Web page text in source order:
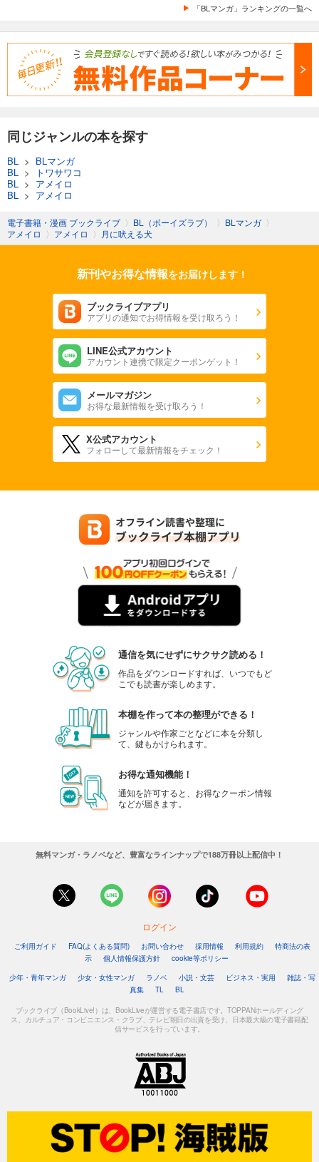
「BLマンガ」ランキングの一覧へ
同じジャンルの本を探す
BL > BLマンガ
BL >
トワサワコ
BL > アメイロ
BL > アメイロ
電子書籍・漫画 ブックライブ 〉 BL（ボーイズラブ） 〉 BLマンガ 〉
アメイロ 〉 アメイロ 〉 月に吠える犬
新刊やお得な情報をお届けします！
ブックライブアプリ
アプリの通知でお得情報を受け取ろう！
LINE公式アカウント
アカウント連携で限定クーポンゲット！
メールマガジン
お得な最新情報を受け取ろう！
X公式アカウント
フォローして最新情報をチェック！
通信を気にせずにサクサク読める！
作品をダウンロードすれば、いつでもど
こでも読書が楽しめます。
本棚を作って本の整理ができる！
ジャンルや作家ごとなどに本を分類し
て、鍵もかけられます。
お得な通知機能！
通知を許可すると、お得なクーポン情報
などが届きます。
無料マンガ・ラノベなど、豊富なラインナップで188万冊以上配信中！
ログイン
ご利用ガイド FAQ(よくある質問) お問い合わせ 採用情報 利用規約
特商法の表
示
個人情報保護方針
cookie等ポリシー
少年・青年マンガ
少女・女性マンガ ラノベ 小説・文芸 ビジネス・実用
雑誌・写
真集
TL BL
ブックライブ（BookLive!）は、BookLiveが運営する電子書店です。TOPPANホールディング
ス、カルチュア・コンビニエンス・クラブ、テレビ朝日の出資を受け、日本最大級の電子書籍配
信サービスを行っています。